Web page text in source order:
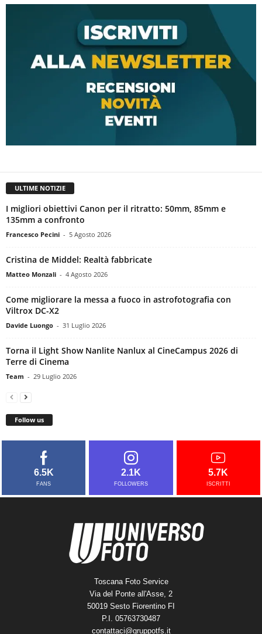
ULTIME NOTIZIE
I migliori obiettivi Canon per il ritratto: 50mm, 85mm e
135mm a confronto
Francesco Pecini - 5 Agosto 2026
Cristina de Middel: Realtà fabbricate
Matteo Monzali - 4 Agosto 2026
Come migliorare la messa a fuoco in astrofotografia con
Viltrox DC-X2
Davide Luongo - 31 Luglio 2026
Torna il Light Show Nanlite Nanlux al CineCampus 2026 di
Terre di Cinema
Team - 29 Luglio 2026
Follow us
6.5K
FANS
2.1K
FOLLOWERS
5.7K
ISCRITTI
Toscana Foto Service
Via del Ponte all'Asse, 2
50019 Sesto Fiorentino FI
P.I. 05763730487
contattaci@gruppotfs.it